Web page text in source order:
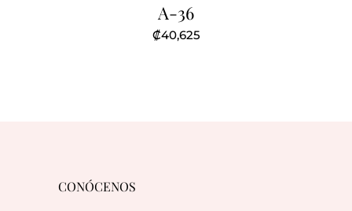
A-36
₡40,625
CONÓCENOS